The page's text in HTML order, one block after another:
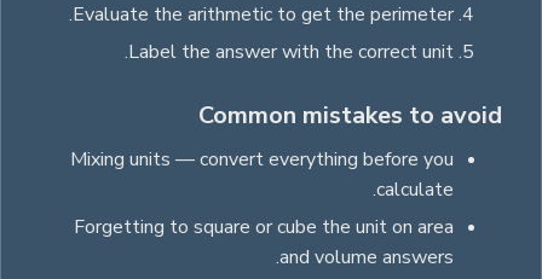
Evaluate the arithmetic to get the perimeter
.
Label the answer with the correct unit
.
Common mistakes to avoid
Mixing units — convert everything before you
calculate.
Forgetting to square or cube the unit on area
and volume answers.